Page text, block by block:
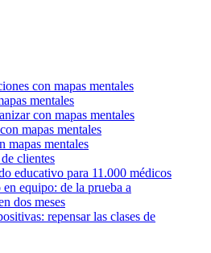
con mapas mentales
mentales
con mapas mentales
mapas mentales
mapas mentales
clientes
educativo para 11.000 médicos
equipo: de la prueba a
dos meses
repensar las clases de